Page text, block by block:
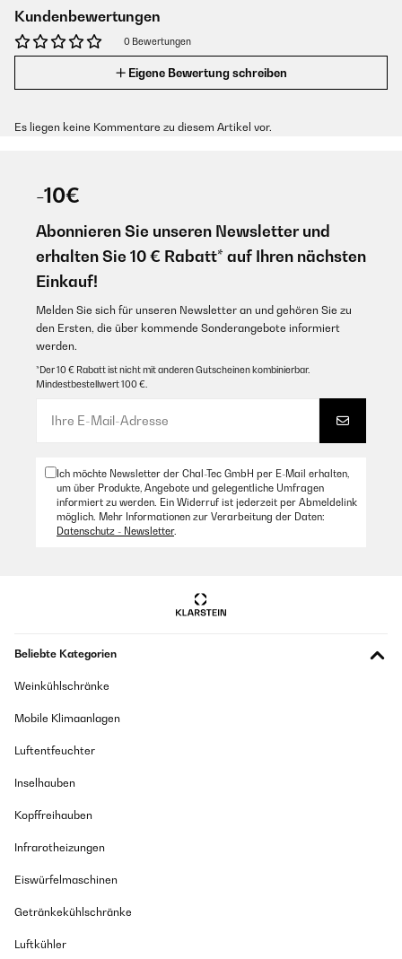
Kundenbewertungen
0 Bewertungen
Eigene Bewertung schreiben
Es liegen keine Kommentare zu diesem Artikel vor.
-10€
Abonnieren Sie unseren Newsletter und
erhalten Sie 10 € Rabatt* auf Ihren nächsten
Einkauf!
Melden Sie sich für unseren Newsletter an und gehören Sie zu
den Ersten, die über kommende Sonderangebote informiert
werden.
*Der 10 € Rabatt ist nicht mit anderen Gutscheinen kombinierbar.
Mindestbestellwert 100 €.
Ich möchte Newsletter der Chal-Tec GmbH per E-Mail erhalten,
um über Produkte, Angebote und gelegentliche Umfragen
informiert zu werden. Ein Widerruf ist jederzeit per Abmeldelink
möglich. Mehr Informationen zur Verarbeitung der Daten:
Datenschutz - Newsletter.
Beliebte Kategorien
Weinkühlschränke
Mobile Klimaanlagen
Luftentfeuchter
Inselhauben
Kopffreihauben
Infrarotheizungen
Eiswürfelmaschinen
Getränkekühlschränke
Luftkühler